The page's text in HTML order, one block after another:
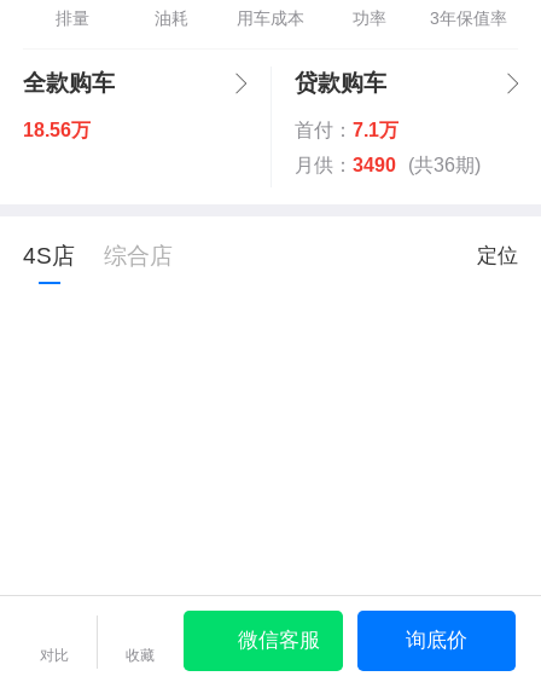
排量 油耗 用车成本 功率 3年保值率
全款购车
18.56万
贷款购车
首付： 7.1万
月供： 3490 (共36期)
4S店 综合店 定位
对比 收藏
微信客服 询底价